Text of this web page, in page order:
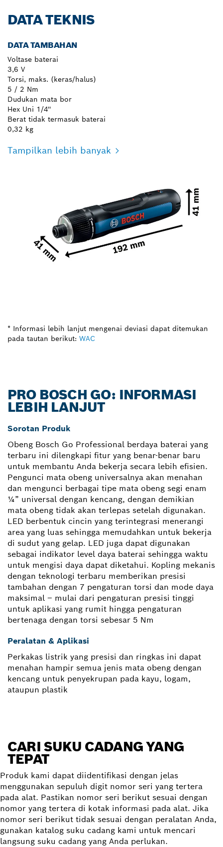
DATA TEKNIS
DATA TAMBAHAN
Voltase baterai
3,6 V
Torsi, maks. (keras/halus)
5 / 2 Nm
Dudukan mata bor
Hex Uni 1/4''
Berat tidak termasuk baterai
0,32 kg
Tampilkan lebih banyak
* Informasi lebih lanjut mengenai deviasi dapat ditemukan
pada tautan berikut: WAC
PRO BOSCH GO: INFORMASI
LEBIH LANJUT
Sorotan Produk
Obeng Bosch Go Professional berdaya baterai yang
terbaru ini dilengkapi fitur yang benar-benar baru
untuk membantu Anda bekerja secara lebih efisien.
Pengunci mata obeng universalnya akan menahan
dan mengunci berbagai tipe mata obeng segi enam
¼” universal dengan kencang, dengan demikian
mata obeng tidak akan terlepas setelah digunakan.
LED berbentuk cincin yang terintegrasi menerangi
area yang luas sehingga memudahkan untuk bekerja
di sudut yang gelap. LED juga dapat digunakan
sebagai indikator level daya baterai sehingga waktu
untuk mengisi daya dapat diketahui. Kopling mekanis
dengan teknologi terbaru memberikan presisi
tambahan dengan 7 pengaturan torsi dan mode daya
maksimal – mulai dari pengaturan presisi tinggi
untuk aplikasi yang rumit hingga pengaturan
bertenaga dengan torsi sebesar 5 Nm
Peralatan & Aplikasi
Perkakas listrik yang presisi dan ringkas ini dapat
menahan hampir semua jenis mata obeng dengan
kencang untuk penyekrupan pada kayu, logam,
ataupun plastik
CARI SUKU CADANG YANG
TEPAT
Produk kami dapat diidentifikasi dengan jelas
menggunakan sepuluh digit nomor seri yang tertera
pada alat. Pastikan nomor seri berikut sesuai dengan
nomor yang tertera di kotak informasi pada alat. Jika
nomor seri berikut tidak sesuai dengan peralatan Anda,
gunakan katalog suku cadang kami untuk mencari
langsung suku cadang yang Anda perlukan.